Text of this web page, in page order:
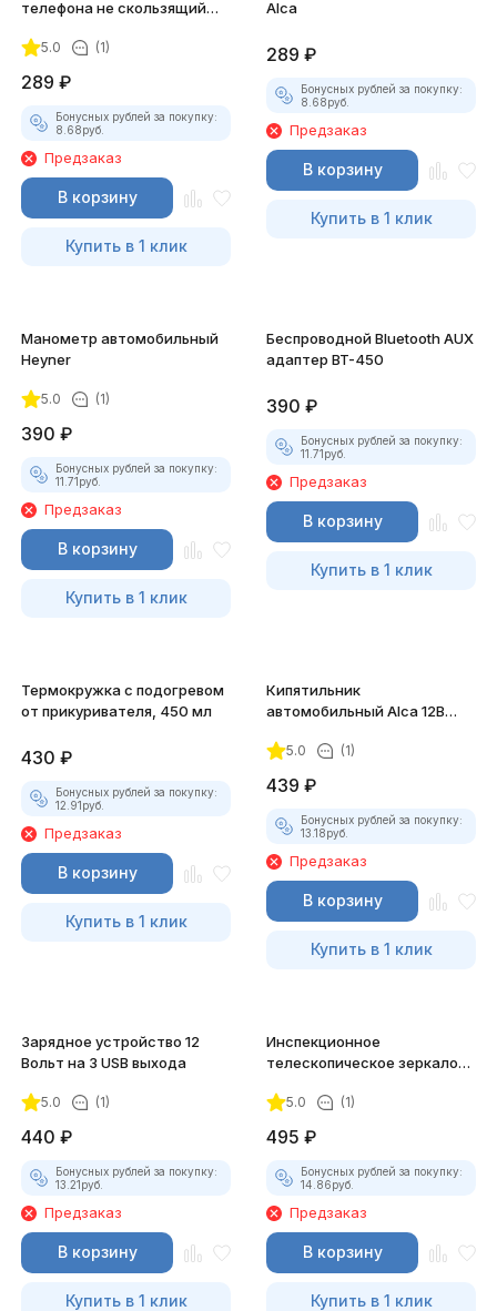
телефона не скользящий
5.0 (1)
289 ₽
Бонусных рублей за покупку:
8.68руб.
Предзаказ
В корзину
Купить в 1 клик
Alca
289 ₽
Бонусных рублей за покупку:
8.68руб.
Предзаказ
В корзину
Купить в 1 клик
Манометр автомобильный
Heyner
5.0 (1)
390 ₽
Бонусных рублей за покупку:
11.71руб.
Предзаказ
В корзину
Купить в 1 клик
Беспроводной Bluetooth AUX
адаптер BT-450
390 ₽
Бонусных рублей за покупку:
11.71руб.
Предзаказ
В корзину
Купить в 1 клик
Термокружка с подогревом
от прикуривателя, 450 мл
430 ₽
Бонусных рублей за покупку:
12.91руб.
Предзаказ
В корзину
Купить в 1 клик
Кипятильник
автомобильный Alca 12В
5.0 (1)
439 ₽
Бонусных рублей за покупку:
13.18руб.
Предзаказ
В корзину
Купить в 1 клик
Зарядное устройство 12
Вольт на 3 USB выхода
5.0 (1)
440 ₽
Бонусных рублей за покупку:
13.21руб.
Предзаказ
В корзину
Купить в 1 клик
Инспекционное
телескопическое зеркало
5.0 (1)
495 ₽
Бонусных рублей за покупку:
14.86руб.
Предзаказ
В корзину
Купить в 1 клик